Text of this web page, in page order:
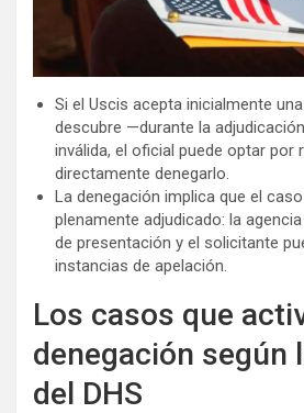
Si el Uscis acepta inicialmente
descubre —durante la
inválida, el oficial puede optar por
directamente denegarlo.
La denegación implica que el
plenamente adjudicado: la
de presentación y el solicitante
instancias de apelación.
Los casos que
denegación según
del DHS